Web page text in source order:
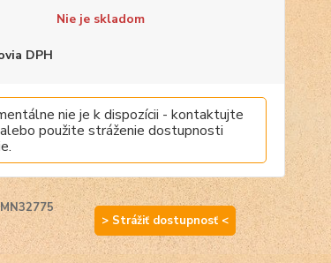
Nie je skladom
DPH
nie je k dispozícii - kontaktujte
použite stráženie dostupnosti
> Strážiť dostupnosť <